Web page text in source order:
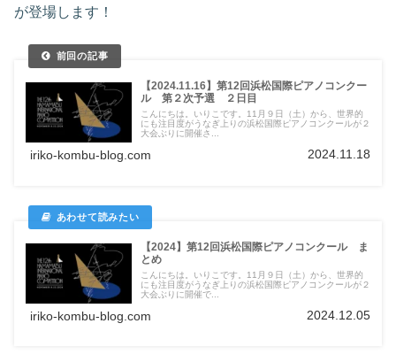
が登場します！
【2024.11.16】第12回浜松国際ピアノコンクー
ル 第２次予選 ２日目
こんにちは。いりこです。11月９日（土）から、世界的
にも注目度がうなぎ上りの浜松国際ピアノコンクールが２
大会ぶりに開催さ...
iriko-kombu-blog.com 2024.11.18
【2024】第12回浜松国際ピアノコンクール ま
とめ
こんにちは。いりこです。11月９日（土）から、世界的
にも注目度がうなぎ上りの浜松国際ピアノコンクールが２
大会ぶりに開催で...
iriko-kombu-blog.com 2024.12.05